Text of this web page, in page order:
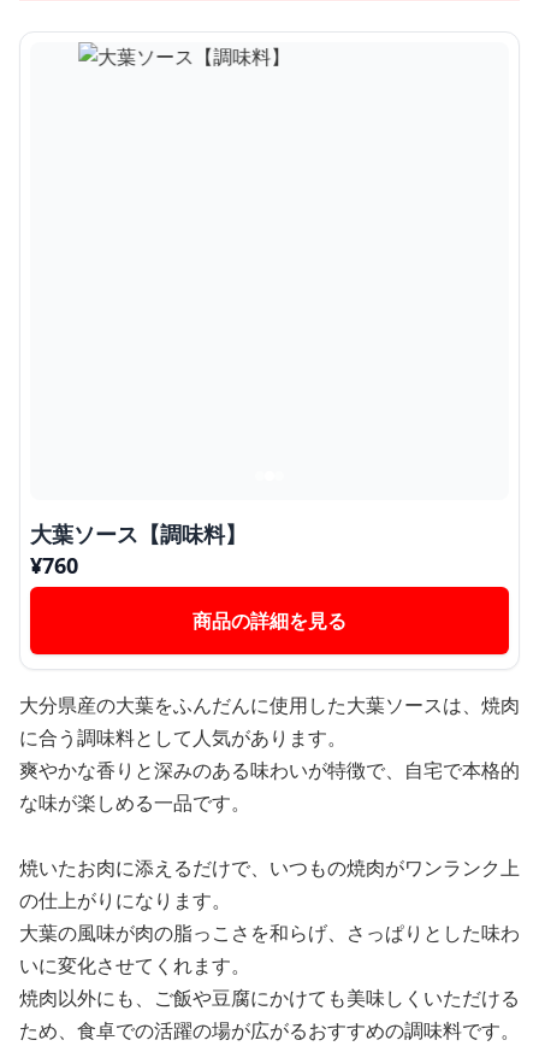
大葉ソース【調味料】
¥760
商品の詳細を見る
大分県産の大葉をふんだんに使用した大葉ソースは、焼肉
に合う調味料として人気があります。
爽やかな香りと深みのある味わいが特徴で、自宅で本格的
な味が楽しめる一品です。
焼いたお肉に添えるだけで、いつもの焼肉がワンランク上
の仕上がりになります。
大葉の風味が肉の脂っこさを和らげ、さっぱりとした味わ
いに変化させてくれます。
焼肉以外にも、ご飯や豆腐にかけても美味しくいただける
ため、食卓での活躍の場が広がるおすすめの調味料です。